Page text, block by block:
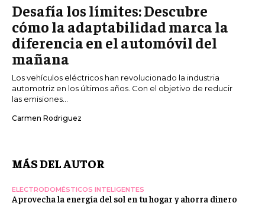
Desafía los límites: Descubre
cómo la adaptabilidad marca la
diferencia en el automóvil del
mañana
Los vehículos eléctricos han revolucionado la industria
automotriz en los últimos años. Con el objetivo de reducir
las emisiones...
Carmen Rodriguez
MÁS DEL AUTOR
ELECTRODOMÉSTICOS INTELIGENTES
Aprovecha la energía del sol en tu hogar y ahorra dinero